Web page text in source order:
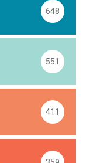
648
551
411